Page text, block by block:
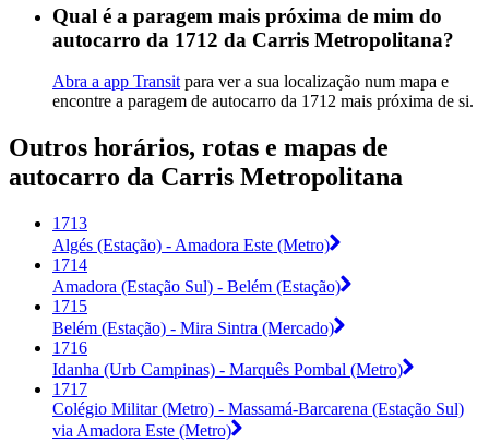
Qual é a paragem mais próxima de mim do
autocarro da 1712 da Carris Metropolitana?
Abra a app Transit para ver a sua localização num mapa e
encontre a paragem de autocarro da 1712 mais próxima de si.
Outros horários, rotas e mapas de
autocarro da Carris Metropolitana
1713
Algés (Estação) - Amadora Este (Metro)
1714
Amadora (Estação Sul) - Belém (Estação)
1715
Belém (Estação) - Mira Sintra (Mercado)
1716
Idanha (Urb Campinas) - Marquês Pombal (Metro)
1717
Colégio Militar (Metro) - Massamá-Barcarena (Estação Sul)
via Amadora Este (Metro)